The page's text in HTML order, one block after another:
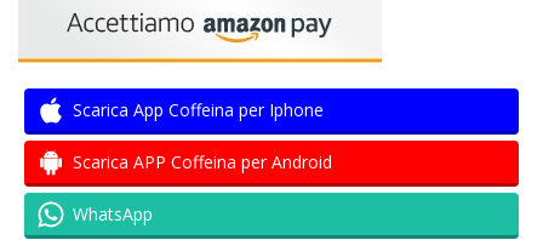
Scarica App Coffeina per Iphone
Scarica APP Coffeina per Android
WhatsApp